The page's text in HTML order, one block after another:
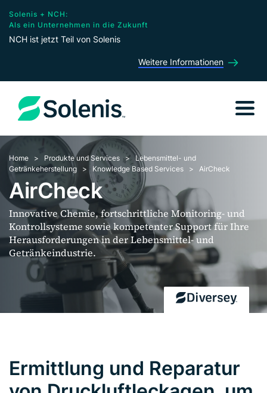
Solenis + NCH:
Als ein Unternehmen in die Zukunft
NCH ist jetzt Teil von Solenis
Weitere Informationen
Home Produkte und Services
Lebensmittel- und
Getränkeherstellung
Knowledge Based Services AirCheck
AirCheck
Innovative Chemie, fortschrittliche Monitoring- und
Kontrollsysteme sowie kompetenter Support für Ihre
Herausforderungen in der Lebensmittel- und
Getränkeindustrie.
Ermittlung und Reparatur